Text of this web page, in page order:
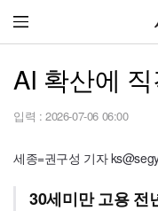
AI 확산에
입력 : 2026-07-06 06:00
세종=권구성 기자
30세미만 고용 전